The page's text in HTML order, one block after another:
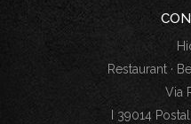
Restaurant ·
Via
I 39014